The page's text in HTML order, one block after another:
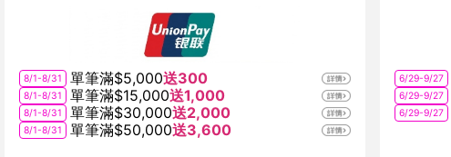
8/1-8/31 單筆滿$5,000送300
8/1-8/31 單筆滿$15,000送1,000
8/1-8/31 單筆滿$30,000送2,000
8/1-8/31 單筆滿$50,000送3,600
6/29-9/27
6/29-9/27
6/29-9/27